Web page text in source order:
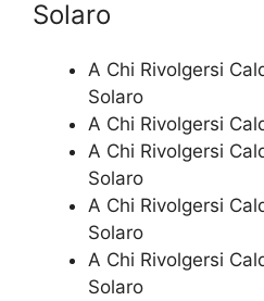
Solaro
A Chi Rivolgersi
Solaro
A Chi Rivolgersi
A Chi Rivolgersi
Solaro
A Chi Rivolgersi
Solaro
A Chi Rivolgersi
Solaro